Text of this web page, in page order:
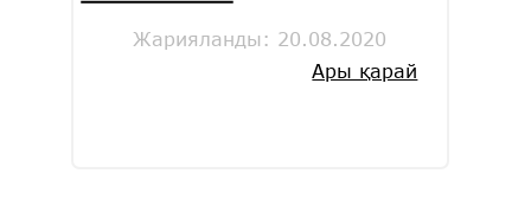
Жарияланды: 20.08.2020
Ары қарай